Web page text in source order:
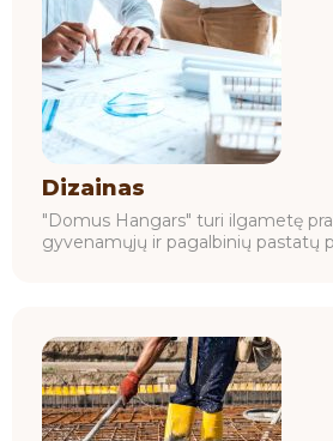
Dizainas
"Domus Hangars" turi ilgametę
gyvenamųjų ir pagalbinių pastatų